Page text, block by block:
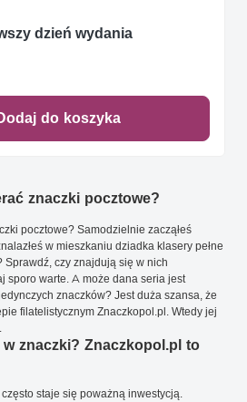
dzień wydania
do koszyka
znaczki pocztowe?
pocztowe? Samodzielnie zacząłeś
w mieszkaniu dziadka klasery pełne
czy znajdują się w nich
sporo warte. A może dana seria jest
znaczków? Jest duża szansa, że
filatelistycznym Znaczkopol.pl. Wtedy jej
znaczki? Znaczkopol.pl to
staje się poważną inwestycją.